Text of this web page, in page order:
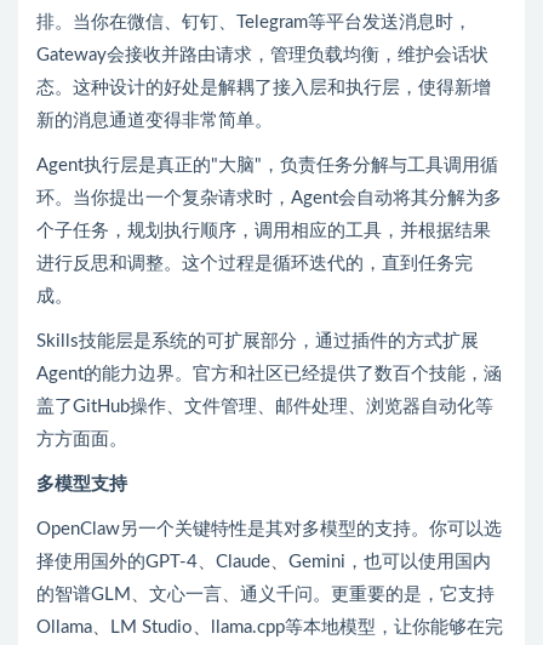
排。当你在微信、钉钉、Telegram等平台发送消息时，
Gateway会接收并路由请求，管理负载均衡，维护会话状
态。这种设计的好处是解耦了接入层和执行层，使得新增
新的消息通道变得非常简单。
Agent执行层是真正的"大脑"，负责任务分解与工具调用循
环。当你提出一个复杂请求时，Agent会自动将其分解为多
个子任务，规划执行顺序，调用相应的工具，并根据结果
进行反思和调整。这个过程是循环迭代的，直到任务完
成。
Skills技能层是系统的可扩展部分，通过插件的方式扩展
Agent的能力边界。官方和社区已经提供了数百个技能，涵
盖了GitHub操作、文件管理、邮件处理、浏览器自动化等
方方面面。
多模型支持
OpenClaw另一个关键特性是其对多模型的支持。你可以选
择使用国外的GPT-4、Claude、Gemini，也可以使用国内
的智谱GLM、文心一言、通义千问。更重要的是，它支持
Ollama、LM Studio、llama.cpp等本地模型，让你能够在完